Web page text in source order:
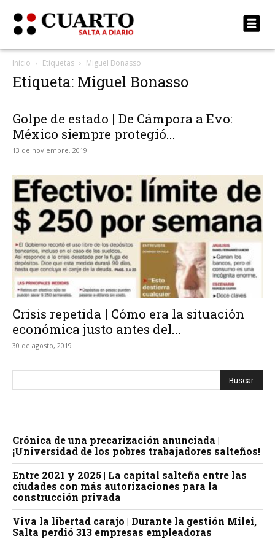
Inicio Etiquetas Miguel Bonasso
Etiqueta: Miguel Bonasso
Golpe de estado | De Cámpora a Evo:
México siempre protegió...
13 de noviembre, 2019
Crisis repetida | Cómo era la situación
económica justo antes del...
30 de agosto, 2019
Crónica de una precarización anunciada |
¡Universidad de los pobres trabajadores salteños!
Entre 2021 y 2025 | La capital salteña entre las
ciudades con más autorizaciones para la
construcción privada
Viva la libertad carajo | Durante la gestión Milei,
Salta perdió 313 empresas empleadoras